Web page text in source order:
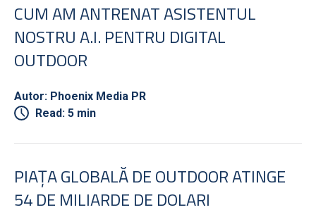
CUM AM ANTRENAT ASISTENTUL
NOSTRU A.I. PENTRU DIGITAL
OUTDOOR
Autor: Phoenix Media PR
Read: 5 min
PIAȚA GLOBALĂ DE OUTDOOR ATINGE
54 DE MILIARDE DE DOLARI